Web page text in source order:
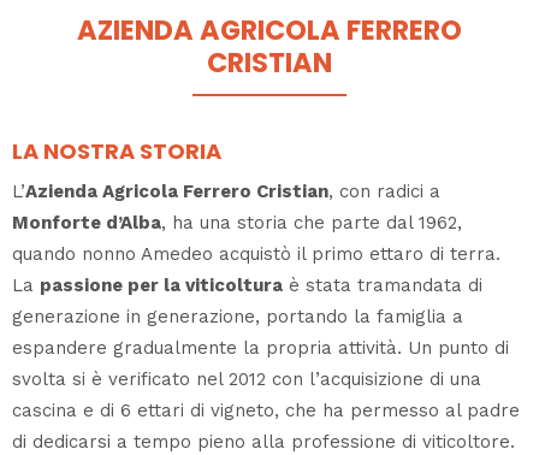
AZIENDA AGRICOLA FERRERO
CRISTIAN
LA NOSTRA STORIA
L’Azienda Agricola Ferrero Cristian, con radici a
Monforte d’Alba, ha una storia che parte dal 1962,
quando nonno Amedeo acquistò il primo ettaro di terra.
La passione per la viticoltura è stata tramandata di
generazione in generazione, portando la famiglia a
espandere gradualmente la propria attività. Un punto di
svolta si è verificato nel 2012 con l’acquisizione di una
cascina e di 6 ettari di vigneto, che ha permesso al padre
di dedicarsi a tempo pieno alla professione di viticoltore.